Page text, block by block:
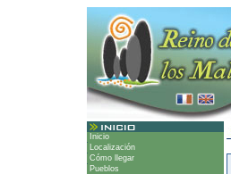
Inicio
Localización
Cómo llegar
Pueblos